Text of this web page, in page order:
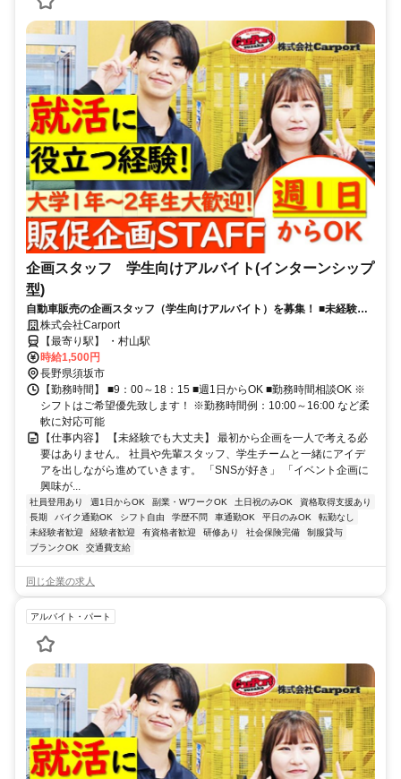
企画スタッフ 学生向けアルバイト(インターンシップ
型)
自動車販売の企画スタッフ（学生向けアルバイト）を募集！ ■未経験
OK！アイデアとやる気を重視！■大学1〜2年生の方歓迎（学年に応じた
経験を積めます）
株式会社Carport
【最寄り駅】 ・村山駅
時給1,500円
長野県須坂市
【勤務時間】 ■9：00～18：15 ■週1日からOK ■勤務時間相談OK ※
シフトはご希望優先致します！ ※勤務時間例：10:00～16:00 など柔
軟に対応可能
【仕事内容】 【未経験でも大丈夫】 最初から企画を一人で考える必
要はありません。 社員や先輩スタッフ、学生チームと一緒にアイデ
アを出しながら進めていきます。 「SNSが好き」 「イベント企画に
興味が...
社員登用あり 週1日からOK 副業・WワークOK 土日祝のみOK
資格取得支援あり
長期
バイク通勤OK シフト自由 学歴不問 車通勤OK 平日のみOK
転勤なし
未経験者歓迎
経験者歓迎 有資格者歓迎 研修あり 社会保険完備
制服貸与
ブランクOK
交通費支給
同じ企業の求人
アルバイト・パート